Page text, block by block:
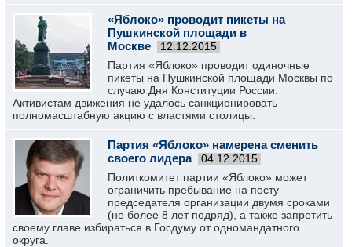
«Яблоко» проводит пикеты на
Пушкинской площади в
Москве
12.12.2015
Партия «Яблоко» проводит одиночные
пикеты на Пушкинской площади Москвы по
случаю Дня Конституции России.
Активистам движения не удалось санкционировать
полномасштабную акцию с властями столицы.
Партия «Яблоко» намерена сменить
своего лидера
04.12.2015
Политкомитет партии «Яблоко» может
ограничить пребывание на посту
председателя организации двумя сроками
(не более 8 лет подряд), а также запретить
своему главе избираться в Госдуму от одномандатного
округа.